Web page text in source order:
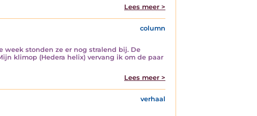
Lees meer >
column
stonden ze er nog stralend bij. De
klimop (Hedera helix) vervang ik om de paar
Lees meer >
verhaal